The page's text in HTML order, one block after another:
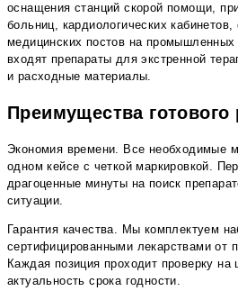
оснащения станций скорой помощи,
больниц, кардиологических
медицинских постов на промышленных
входят препараты для экстренной
и расходные материалы.
Преимущества готового
Экономия времени. Все необходимые
одном кейсе с четкой маркировкой.
драгоценные минуты на поиск
ситуации.
Гарантия качества. Мы комплектуем
сертифицированными лекарствами от
Каждая позиция проходит проверку на
актуальность срока годности.